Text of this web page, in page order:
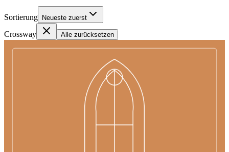
Sortierung Neueste zuerst
Crossway Alle zurücksetzen